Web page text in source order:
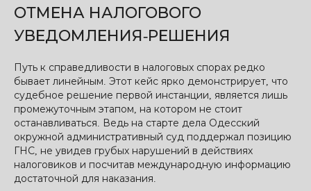
ОТМЕНА НАЛОГОВОГО
УВЕДОМЛЕНИЯ-РЕШЕНИЯ
Путь к справедливости в налоговых спорах редко
бывает линейным. Этот кейс ярко демонстрирует, что
судебное решение первой инстанции, является лишь
промежуточным этапом, на котором не стоит
останавливаться. Ведь на старте дела Одесский
окружной административный суд поддержал позицию
ГНС, не увидев грубых нарушений в действиях
налоговиков и посчитав международную информацию
достаточной для наказания.